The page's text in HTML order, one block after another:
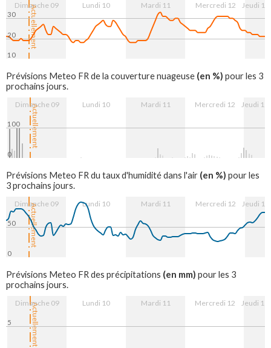
Actuellement
Dimanche 09 Lundi 10 Mardi 11 Mercredi 12 Jeudi 13
10
20
30
Prévisions Meteo FR de la couverture nuageuse (en %) pour les 3
prochains jours.
Actuellement
Dimanche 09 Lundi 10 Mardi 11 Mercredi 12 Jeudi 13
0
100
Prévisions Meteo FR du taux d'humidité dans l'air (en %) pour les
3 prochains jours.
Actuellement
Dimanche 09 Lundi 10 Mardi 11 Mercredi 12 Jeudi 13
0
50
Prévisions Meteo FR des précipitations (en mm) pour les 3
prochains jours.
Actuellement
Dimanche 09 Lundi 10 Mardi 11 Mercredi 12 Jeudi 13
5